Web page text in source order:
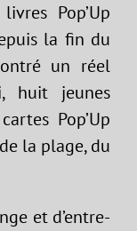
Pop’Up
la fin du
un réel
huit jeunes
Pop’Up
la plage, du
et d’entre-